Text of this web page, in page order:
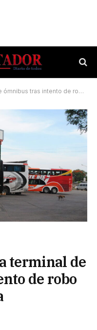
intento de robo a punta de pistola
terminal de
de robo